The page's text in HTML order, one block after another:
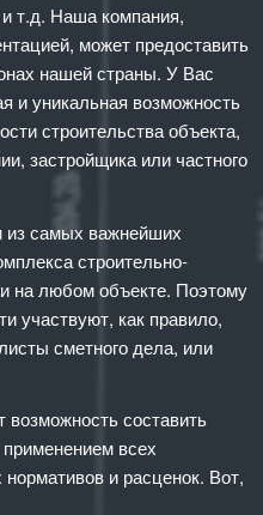
т.д. Наша компания,
может предоставить
нашей страны. У Вас
и уникальная возможность
строительства объекта,
застройщика или частного
из самых важнейших
строительно-
на любом объекте. Поэтому
участвуют, как правило,
сметного дела, или
составить
всех
и расценок. Вот,